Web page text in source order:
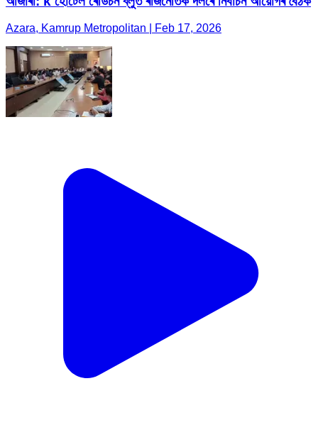
Azara, Kamrup Metropolitan | Feb 17, 2026